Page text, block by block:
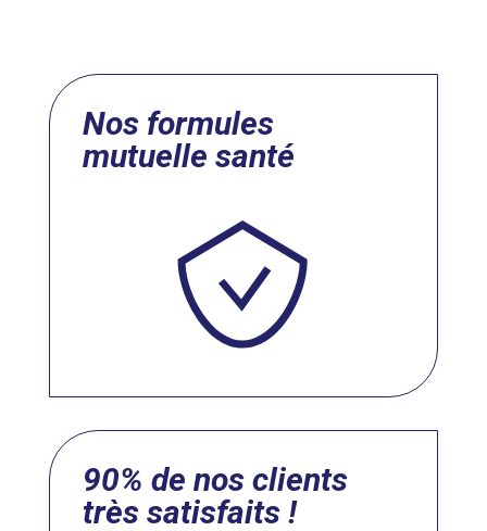
Nos formules
mutuelle santé
90% de nos clients
très satisfaits !